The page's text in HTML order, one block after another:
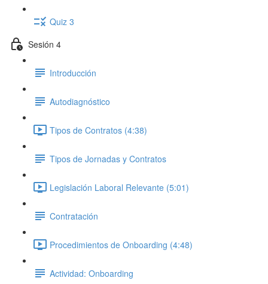
Quiz 3
Sesión 4
Introducción
Autodiagnóstico
Tipos de Contratos (4:38)
Tipos de Jornadas y Contratos
Legislación Laboral Relevante (5:01)
Contratación
Procedimientos de Onboarding (4:48)
Actividad: Onboarding